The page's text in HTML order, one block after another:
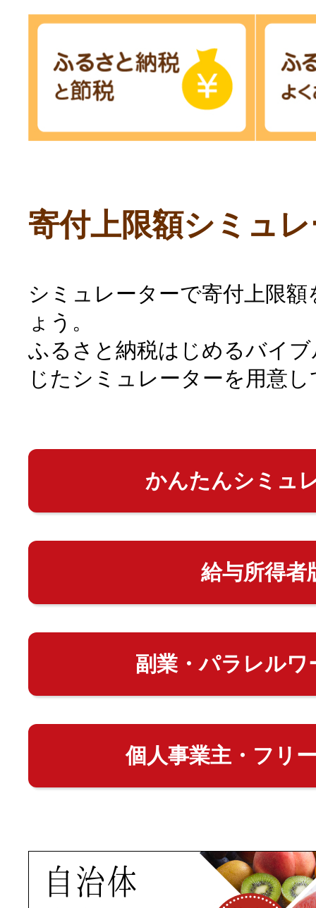
寄付上限額シミュ
シミュレーターで寄付上限
ょう。
ふるさと納税はじめるバイ
じたシミュレーターを用意
かんたんシミュ
給与所得者
副業・パラレルワ
個人事業主・フリ